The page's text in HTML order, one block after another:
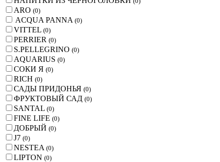
ARO (0)
ACQUA PANNA (0)
VITTEL (0)
PERRIER (0)
S.PELLEGRINO (0)
AQUARIUS (0)
СОКИ Я (0)
RICH (0)
САДЫ ПРИДОНЬЯ (0)
ФРУКТОВЫЙ САД (0)
SANTAL (0)
FINE LIFE (0)
ДОБРЫЙ (0)
J7 (0)
NESTEA (0)
LIPTON (0)